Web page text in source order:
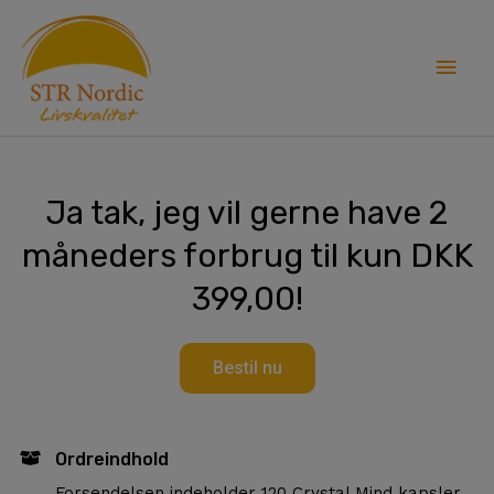
content
Ja tak, jeg vil gerne have 2
måneders forbrug til kun DKK
399,00!
Bestil nu
Ordreindhold